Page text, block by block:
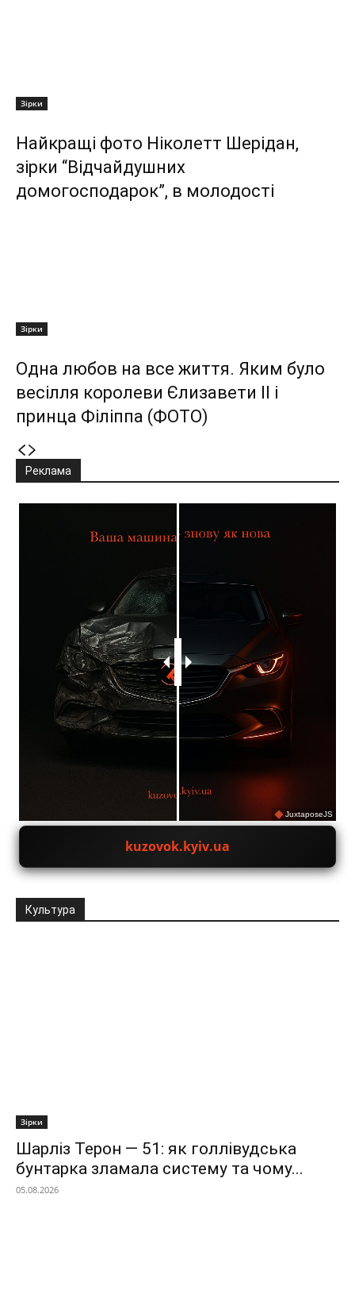
Зірки
Найкращі фото Ніколетт Шерідан,
зірки “Відчайдушних
домогосподарок”, в молодості
Зірки
Одна любов на все життя. Яким було
весілля королеви Єлизавети II і
принца Філіппа (ФОТО)
Реклама
JuxtaposeJS
kuzovok.kyiv.ua
Культура
Зірки
Шарліз Терон — 51: як голлівудська
бунтарка зламала систему та чому...
05.08.2026